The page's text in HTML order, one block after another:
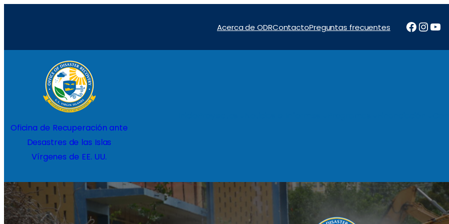
Acerca de ODRContactoPreguntas frecuentes
Oficina de Recuperación ante
Desastres de las Islas
Vírgenes de EE. UU.